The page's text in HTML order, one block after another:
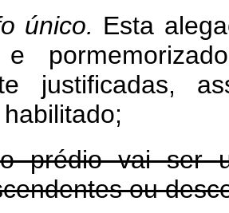
único. Esta
e
justificadas,
prédio vai ser
ou